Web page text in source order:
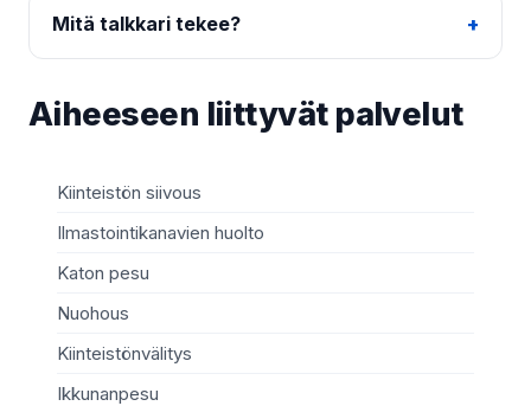
Mitä talkkari tekee?
Aiheeseen liittyvät palvelut
Kiinteistön siivous
Ilmastointikanavien huolto
Katon pesu
Nuohous
Kiinteistönvälitys
Ikkunanpesu